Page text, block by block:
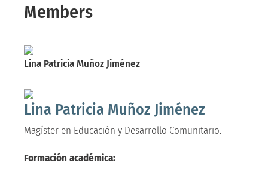
Members
Lina Patricia Muñoz Jiménez
Lina Patricia Muñoz Jiménez
Magíster en Educación y Desarrollo Comunitario.
Formación académica: